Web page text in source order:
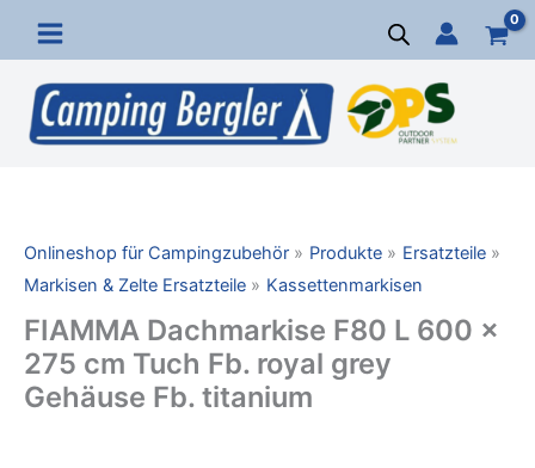
Inhalt
springen
Onlineshop für Campingzubehör Produkte
Ersatzteile
Markisen & Zelte Ersatzteile
Kassettenmarkisen
FIAMMA Dachmarkise F80 L 600 x
275 cm Tuch Fb. royal grey
Gehäuse Fb. titanium